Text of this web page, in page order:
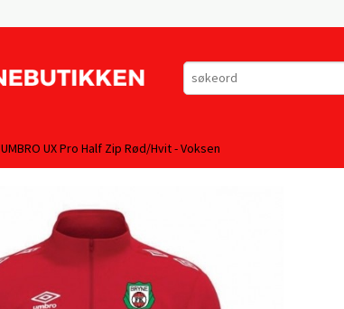
UMBRO UX Pro Half Zip Rød/Hvit - Voksen